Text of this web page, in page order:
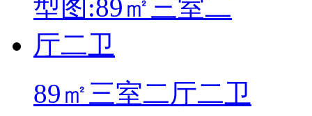
89㎡三室二厅二卫